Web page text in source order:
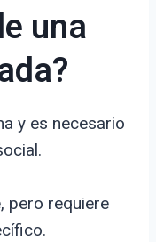
una
y es necesario
pero requiere